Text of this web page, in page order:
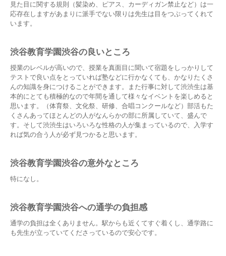
見た目に関する規則（髪染め、ピアス、カーディガン禁止など）は一
応存在しますがあまりに派手でない限りは先生は目をつぶってくれて
います。
渋谷教育学園渋谷の良いところ
授業のレベルが高いので、授業を真面目に聞いて宿題をしっかりして
テストで良い点をとっていれば塾などに行かなくても、かなりたくさ
んの知識を身につけることができます。また行事に対して渋渋生は基
本的にとても積極的なので年間を通して様々なイベントを楽しめると
思います。（体育祭、文化祭、研修、合唱コンクールなど）部活もた
くさんあってほとんどの人がなんらかの部に所属していて、盛んで
す。そして渋渋生はいろいろな性格の人が集まっているので、入学す
れば気の合う人が必ず見つかると思います。
渋谷教育学園渋谷の意外なところ
特になし。
渋谷教育学園渋谷への通学の負担感
通学の負担は全くありません。駅からも近くてすぐ着くし、通学路に
も先生が立っていてくださっているので安心です。